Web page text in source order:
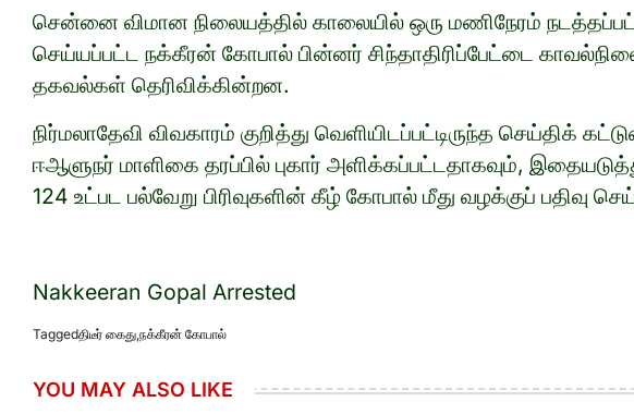
சென்னை விமான நிலையத்தில் காலையில் ஒரு மணிநேரம்
செய்யப்பட்ட நக்கீரன் கோபால் பின்னர் சிந்தாதிரிப்பேட்டை
தகவல்கள் தெரிவிக்கின்றன.
நிர்மலாதேவி விவகாரம் குறித்து வெளியிடப்பட்டிருந்த செய்திக்
ஈஆளுநர் மாளிகை தரப்பில் புகார் அளிக்கப்பட்டதாகவும்,
124 உட்பட பல்வேறு பிரிவுகளின் கீழ் கோபால் மீது வழக்குப் பதிவு
Nakkeeran Gopal Arrested
Taggedதிடீர் கைது,நக்கீரன் கோபால்
YOU MAY ALSO LIKE